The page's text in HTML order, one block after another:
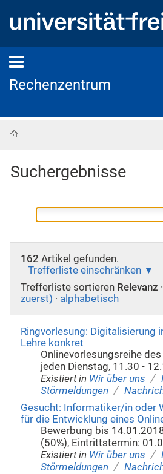
Rechenzentrum
Suchergebnisse
162 Artikel gefunden.
Trefferliste einschränken
Trefferliste sortieren Relevanz ·
zuerst) · alphabetisch
Ringvorlesung: Digitalisierung
Lehre konkret
Onlinevorlesungsreihe
jeden Dienstag, 11.30 -
Existiert in Wir über uns /
Störmeldungen /
Gesucht: Informatiker/in oder
für die Entwicklung eines
Bewerbung bis
(50%), Eintrittstermin:
Existiert in Wir über uns /
Störmeldungen /